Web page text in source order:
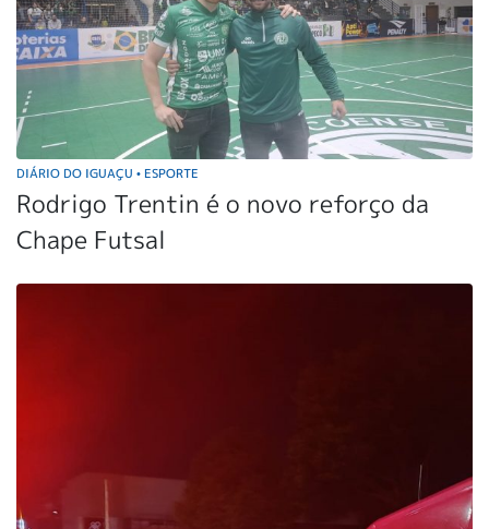
DIÁRIO DO IGUAÇU • ESPORTE
Rodrigo Trentin é o novo reforço da
Chape Futsal